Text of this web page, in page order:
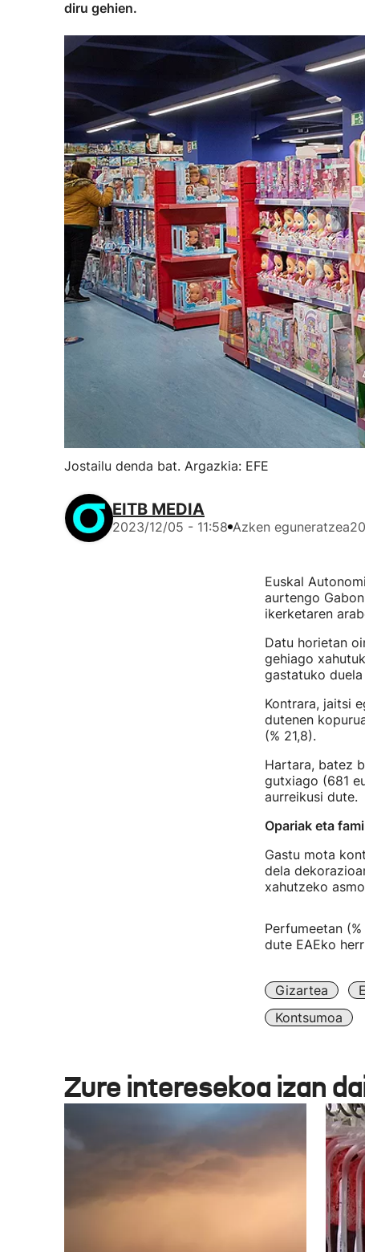
diru gehien.
Jostailu denda bat. Argazkia: EFE
EITB MEDIA
2023/12/05 - 11:58 Azken eguneratzea
Euskal
aurtengo
ikerketaren
Datu horietan
gehiago
gastatuko
Kontrara, jaitsi
dutenen
(% 21,8).
Hartara, batez
gutxiago (681
aurreikusi dute.
Opariak eta
Gastu mota
dela
xahutzeko
Perfumeetan
dute EAEko
Gizartea
Kontsumoa
Zure interesekoa izan